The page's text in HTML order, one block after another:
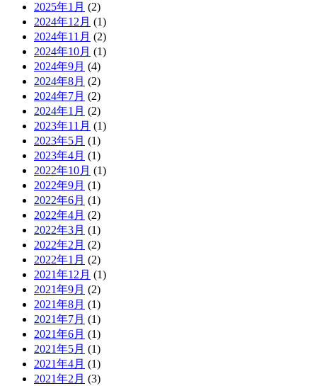
2025年1月 (2)
2024年12月 (1)
2024年11月 (2)
2024年10月 (1)
2024年9月 (4)
2024年8月 (2)
2024年7月 (2)
2024年1月 (2)
2023年11月 (1)
2023年5月 (1)
2023年4月 (1)
2022年10月 (1)
2022年9月 (1)
2022年6月 (1)
2022年4月 (2)
2022年3月 (1)
2022年2月 (2)
2022年1月 (2)
2021年12月 (1)
2021年9月 (2)
2021年8月 (1)
2021年7月 (1)
2021年6月 (1)
2021年5月 (1)
2021年4月 (1)
2021年2月 (3)